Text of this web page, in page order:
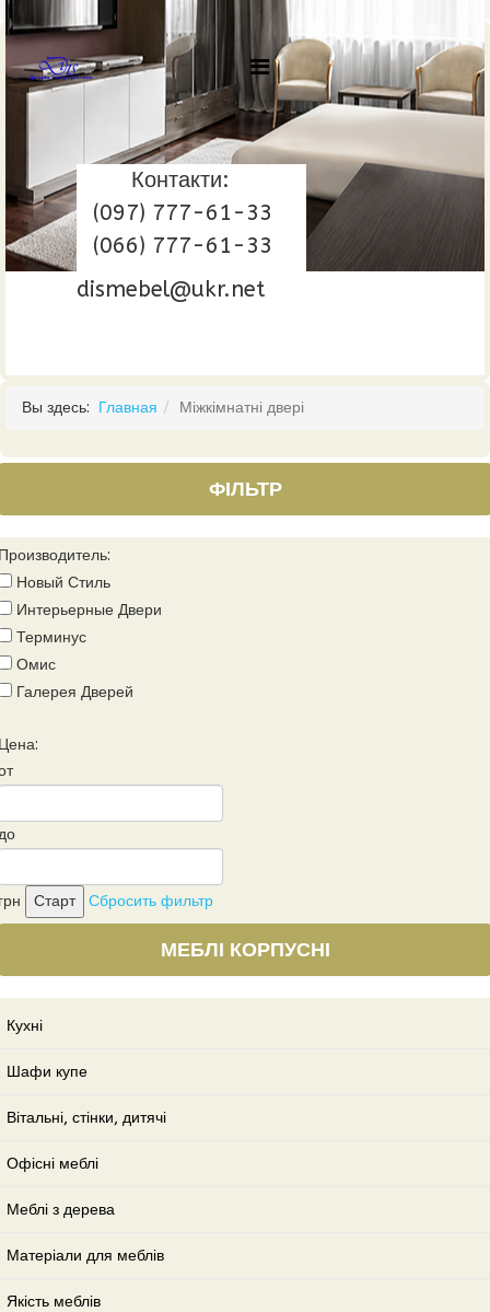
Контакти:
(097) 777-61-33
(066) 777-61-33
dismebel@ukr.net
Вы здесь: Главная Міжкімнатні двері
ФІЛЬТР
Новый Стиль
Интерьерные Двери
Терминус
Омис
Галерея Дверей
Сбросить фильтр
МЕБЛІ КОРПУСНІ
Кухні
Шафи купе
Вітальні, стінки, дитячі
Офісні меблі
Меблі з дерева
Матеріали для меблів
Якість меблів